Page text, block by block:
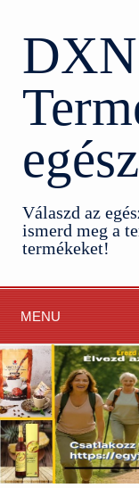
Válaszd az
ismerd meg a
termékeket!
MENU